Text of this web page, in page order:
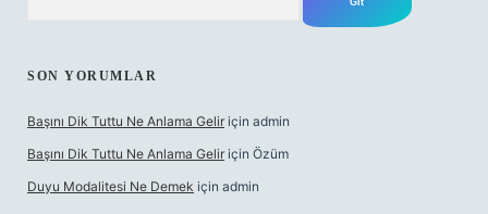
SON YORUMLAR
Başını Dik Tuttu Ne Anlama Gelir için admin
Başını Dik Tuttu Ne Anlama Gelir için Özüm
Duyu Modalitesi Ne Demek için admin